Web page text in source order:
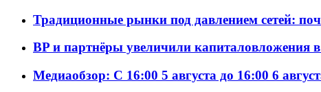
Традиционные рынки под давлением сетей:
BP и партнёры увеличили капиталовложения
Медиаобзор: С 16:00 5 августа до 16:00 6